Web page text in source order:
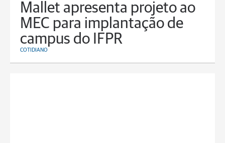
Mallet apresenta projeto ao
MEC para implantação de
campus do IFPR
COTIDIANO